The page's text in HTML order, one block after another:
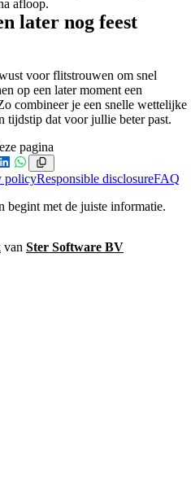
afloop.
later nog feest
voor flitstrouwen om snel
op een later moment een
combineer je een snelle wettelijke
tijdstip dat voor jullie beter past.
pagina
WhatsApp
policyResponsible disclosureFAQ
met de juiste informatie.
van Ster Software BV